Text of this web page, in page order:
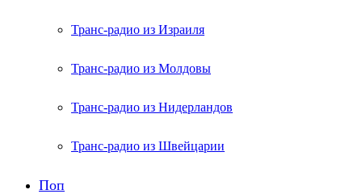
Транс-радио из Израиля
Транс-радио из Молдовы
Транс-радио из Нидерландов
Транс-радио из Швейцарии
Поп